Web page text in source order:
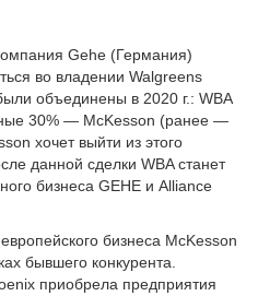
Gehe (Германия)
во владении Walgreens
объединены в 2020 г.: WBA
30% — McKesson (ранее —
хочет выйти из этого
данной сделки WBA станет
бизнеса GEHE и Alliance
бизнеса McKesson
бывшего конкурента.
приобрела предприятия